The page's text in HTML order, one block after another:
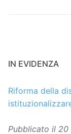
IN EVIDENZA
Riforma della
Pubblicato il 20